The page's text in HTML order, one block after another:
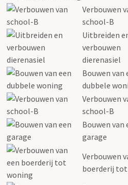
Verbouwen
school-B
Uitbreiden
verbouwen
dierenasiel
Bouwen van
dubbele
Verbouwen
school-B
Bouwen van
garage
Verbouwen
boerderij